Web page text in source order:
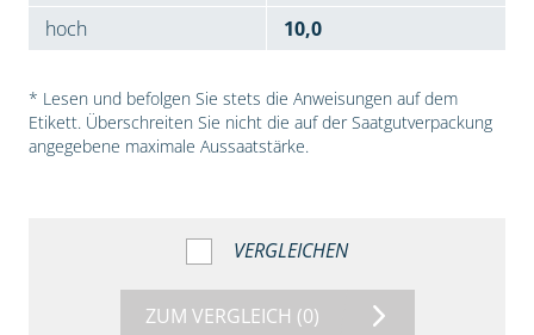
hoch
10,0
* Lesen und befolgen Sie stets die Anweisungen auf dem
Etikett. Überschreiten Sie nicht die auf der Saatgutverpackung
angegebene maximale Aussaatstärke.
VERGLEICHEN
ZUM VERGLEICH (0)